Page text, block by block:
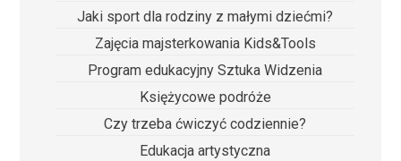
Jaki sport dla rodziny z małymi dziećmi?
Zajęcia majsterkowania Kids&Tools
Program edukacyjny Sztuka Widzenia
Księżycowe podróże
Czy trzeba ćwiczyć codziennie?
Edukacja artystyczna